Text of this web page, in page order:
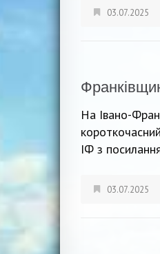
03.07.2025
На Івано-
ІФ з
03.07.2025